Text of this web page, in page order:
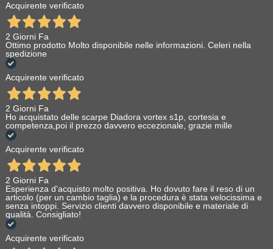
Acquirente verificato
2 Giorni Fa
Ottimo prodotto Molto disponibile nelle informazioni. Celeri nella
spedizione
Acquirente verificato
2 Giorni Fa
Ho acquistato delle scarpe Diadora vortex s1p, cortesia e
competenza,poi il prezzo davvero eccezionale, grazie mille
Acquirente verificato
2 Giorni Fa
Esperienza d'acquisto molto positiva. Ho dovuto fare il reso di un
articolo (per un cambio taglia) e la procedura è stata velocissima e
senza intoppi. Servizio clienti davvero disponibile e materiale di
qualità. Consigliato!
Acquirente verificato